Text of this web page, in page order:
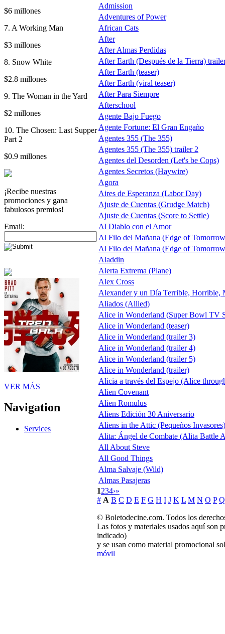
$6 millones
7. A Working Man
$3 millones
8. Snow White
$2.8 millones
9. The Woman in the Yard
$2 millones
10. The Chosen: Last Supper
Part 2
$0.9 millones
¡Recibe nuestras
promociones y gana
fabulosos premios!
Email:
VER MÁS
Navigation
Services
Admission
Adventures of Power
African Cats
After
After Almas Perdidas
After Earth (Después de la Tierra)
After Earth (teaser)
After Earth (viral teaser)
After Para Siempre
Afterschool
Agente Bajo Fuego
Agente Fortune: El Gran Engaño
Agentes 355 (The 355)
Agentes 355 (The 355) trailer 2
Agentes del Desorden (Let's be Cops)
Agentes Secretos (Haywire)
Agora
Aires de Esperanza (Labor Day)
Ajuste de Cuentas (Grudge Match)
Ajuste de Cuentas (Score to Settle)
Al Diablo con el Amor
Al Filo del Mañana (Edge of
Al Filo del Mañana (Edge of
Aladdin
Alerta Extrema (Plane)
Alex Cross
Alexander y un Día Terrible, Horrible,
Aliados (Allied)
Alice in Wonderland (Super Bowl TV
Alice in Wonderland (teaser)
Alice in Wonderland (trailer 3)
Alice in Wonderland (trailer 4)
Alice in Wonderland (trailer 5)
Alice in Wonderland (trailer)
Alicia a través del Espejo (Alice
Alien Covenant
Alien Romulus
Aliens Edición 30 Aniversario
Aliens in the Attic (Pequeños Invasores)
Alita: Ángel de Combate (Alita Battle
All About Steve
All Good Things
Alma Salvaje (Wild)
Almas Pasajeras
1234›»
# A B C D E F G H I J K L M N O P Q
© Boletodecine.com. Todos los
Las fotos y materiales usados aquí son
indicado)
y se usan como material promocional
móvil